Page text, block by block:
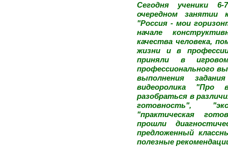
Сегодня ученики
очередном занятии
"Россия - мои
начале
качества человека,
жизни и в
приняли в
профессионального
выполнения
видеоролика "Про
разобраться в
готовность",
"практическая
прошли
предложенный
полезные